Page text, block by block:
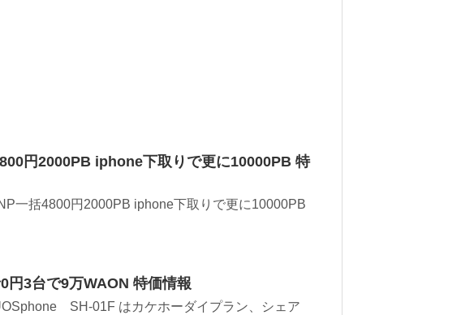
円2000PB iphone下取りで更に10000PB 特
一括4800円2000PB iphone下取りで更に10000PB
円3台で9万WAON 特価情報
SH-01F はカケホーダイプラン、シェア